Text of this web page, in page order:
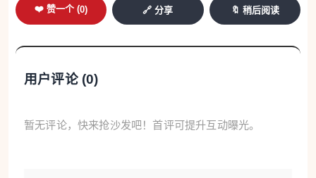
❤️ 赞一个 (0) 🔗 分享 🔖 稍后阅读
用户评论 (0)
暂无评论，快来抢沙发吧！首评可提升互动曝光。